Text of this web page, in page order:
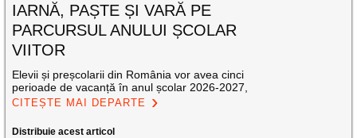
IARNĂ, PAȘTE ȘI VARĂ PE
PARCURSUL ANULUI ȘCOLAR
VIITOR
Elevii și preșcolarii din România vor avea cinci
perioade de vacanță în anul școlar 2026-2027,
CITEȘTE MAI DEPARTE
Distribuie acest articol